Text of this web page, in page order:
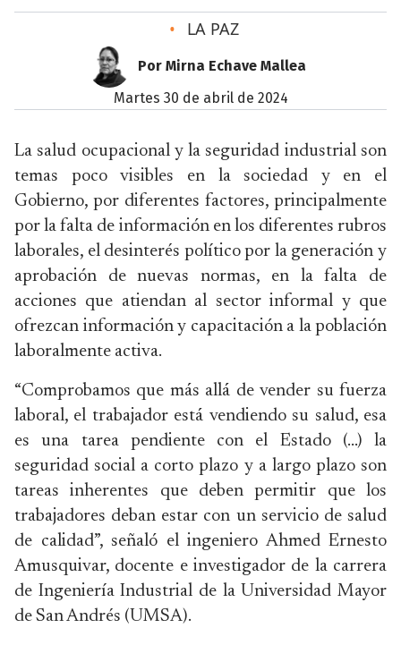
• LA PAZ
Por Mirna Echave Mallea
martes 30 de abril de 2024
La salud ocupacional y la seguridad industrial son
temas poco visibles en la sociedad y en el
Gobierno, por diferentes factores, principalmente
por la falta de información en los diferentes rubros
laborales, el desinterés político por la generación y
aprobación de nuevas normas, en la falta de
acciones que atiendan al sector informal y que
ofrezcan información y capacitación a la población
laboralmente activa.
“Comprobamos que más allá de vender su fuerza
laboral, el trabajador está vendiendo su salud, esa
es una tarea pendiente con el Estado (...) la
seguridad social a corto plazo y a largo plazo son
tareas inherentes que deben permitir que los
trabajadores deban estar con un servicio de salud
de calidad”, señaló el ingeniero Ahmed Ernesto
Amusquivar, docente e investigador de la carrera
de Ingeniería Industrial de la Universidad Mayor
de San Andrés (UMSA).